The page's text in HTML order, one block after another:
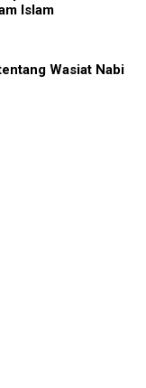
Islam
Wasiat Nabi